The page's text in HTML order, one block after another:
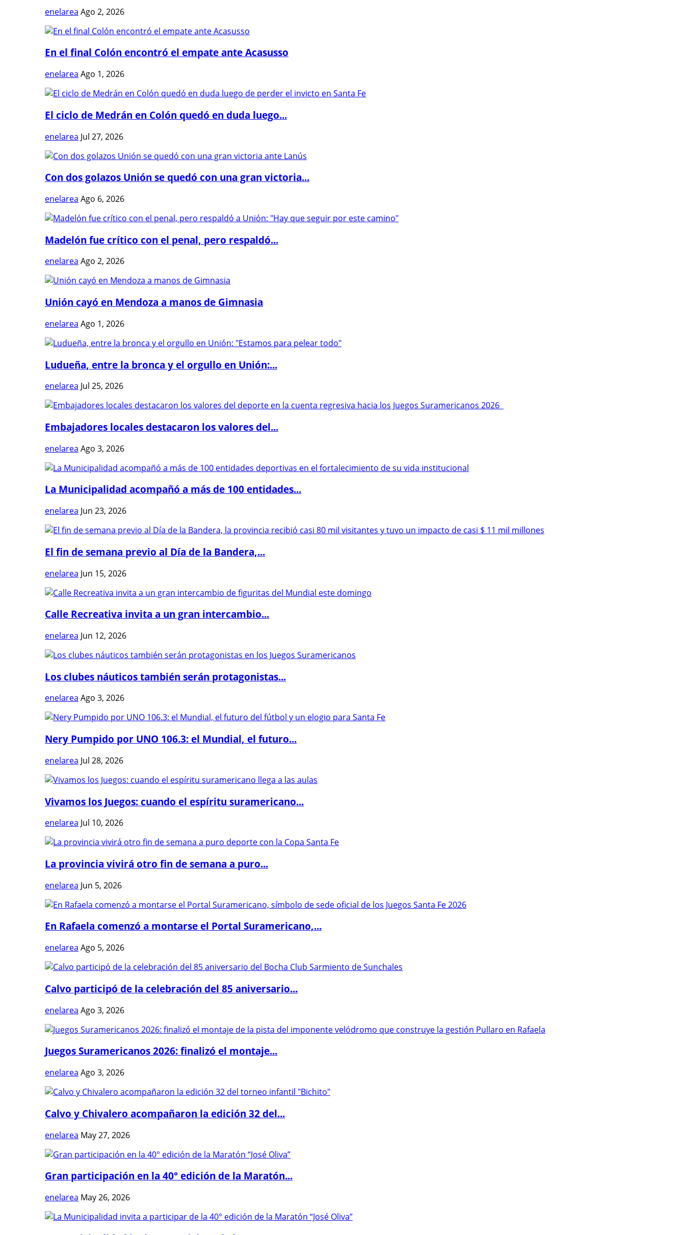
enelarea Ago 2, 2026
En el final Colón encontró el empate ante Acasusso
enelarea Ago 1, 2026
El ciclo de Medrán en Colón quedó en duda luego...
enelarea Jul 27, 2026
Con dos golazos Unión se quedó con una gran victoria...
enelarea Ago 6, 2026
Madelón fue crítico con el penal, pero respaldó...
enelarea Ago 2, 2026
Unión cayó en Mendoza a manos de Gimnasia
enelarea Ago 1, 2026
Ludueña, entre la bronca y el orgullo en Unión:...
enelarea Jul 25, 2026
Embajadores locales destacaron los valores del...
enelarea Ago 3, 2026
La Municipalidad acompañó a más de 100 entidades...
enelarea Jun 23, 2026
El fin de semana previo al Día de la Bandera,...
enelarea Jun 15, 2026
Calle Recreativa invita a un gran intercambio...
enelarea Jun 12, 2026
Los clubes náuticos también serán protagonistas...
enelarea Ago 3, 2026
Nery Pumpido por UNO 106.3: el Mundial, el futuro...
enelarea Jul 28, 2026
Vivamos los Juegos: cuando el espíritu suramericano...
enelarea Jul 10, 2026
La provincia vivirá otro fin de semana a puro...
enelarea Jun 5, 2026
En Rafaela comenzó a montarse el Portal Suramericano,...
enelarea Ago 5, 2026
Calvo participó de la celebración del 85 aniversario...
enelarea Ago 3, 2026
Juegos Suramericanos 2026: finalizó el montaje...
enelarea Ago 3, 2026
Calvo y Chivalero acompañaron la edición 32 del...
enelarea May 27, 2026
Gran participación en la 40° edición de la Maratón...
enelarea May 26, 2026